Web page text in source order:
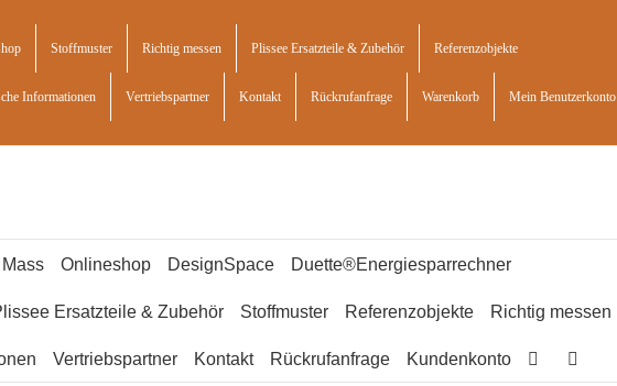
Stoffmuster Richtig messen Plissee Ersatzteile & Zubehör Referenzobjekte
Informationen Vertriebspartner Kontakt Rückrufanfrage Warenkorb Mein Benutzerkonto
Onlineshop DesignSpace Duette®Energiesparrechner
Ersatzteile & Zubehör Stoffmuster Referenzobjekte Richtig messen
Vertriebspartner Kontakt Rückrufanfrage Kundenkonto